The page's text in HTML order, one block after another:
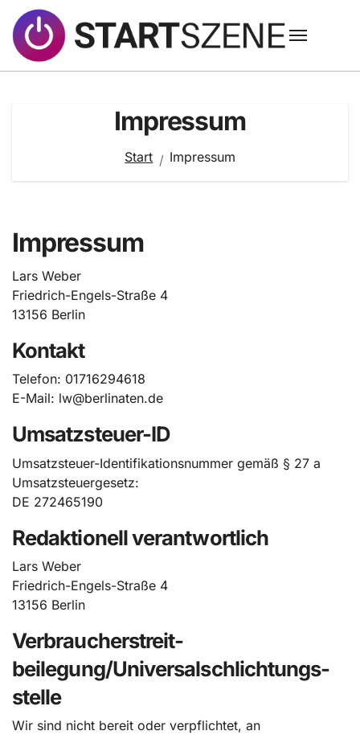
Inhalt
springen
Impressum
Start Impressum
Impressum
Lars Weber
Friedrich-Engels-Straße 4
13156 Berlin
Kontakt
Telefon: 01716294618
E-Mail: lw@berlinaten.de
Umsatzsteuer-ID
Umsatzsteuer-Identifikationsnummer gemäß § 27 a
Umsatzsteuergesetz:
DE 272465190
Redaktionell verantwortlich
Lars Weber
Friedrich-Engels-Straße 4
13156 Berlin
Verbraucher­streit­
beilegung/Universal­schlichtungs­
stelle
Wir sind nicht bereit oder verpflichtet, an